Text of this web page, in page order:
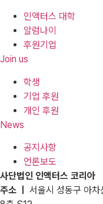
인액터스 대학
알럼나이
후원기업
Join us
학생
기업 후원
개인 후원
News
공지사항
언론보도
사단법인 인액터스 코리아
주소 ㅣ 서울시 성동구 아